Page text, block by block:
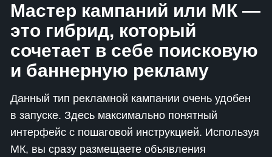
Мастер кампаний или МК —
это гибрид, который
сочетает в себе поисковую
и баннерную рекламу
Данный тип рекламной кампании очень удобен
в запуске. Здесь максимально понятный
интерфейс с пошаговой инструкцией. Используя
МК, вы сразу размещаете объявления